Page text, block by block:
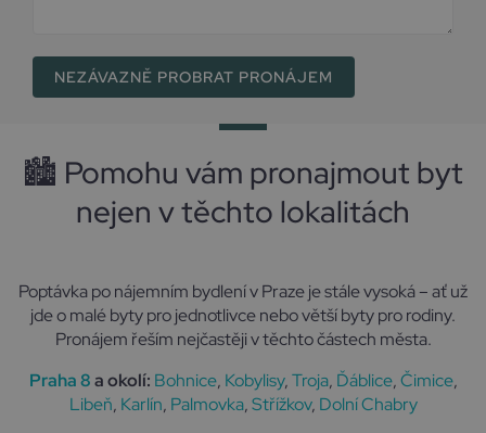
t
t
i
:
🏙 Pomohu vám pronajmout byt
nejen v těchto lokalitách
Poptávka po nájemním bydlení v Praze je stále vysoká – ať už
jde o malé byty pro jednotlivce nebo větší byty pro rodiny.
Pronájem řeším nejčastěji v těchto částech města.
Praha 8a okolí: Bohnice, Kobylisy,Troja, Ďáblice,Čimice,
Libeň, Karlín, Palmovka,Střížkov, Dolní Chabry